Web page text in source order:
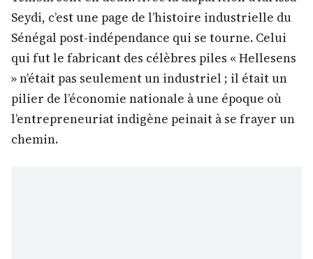
Seydi, c’est une page de l’histoire industrielle du
Sénégal post-indépendance qui se tourne. Celui
qui fut le fabricant des célèbres piles « Hellesens
» n’était pas seulement un industriel ; il était un
pilier de l’économie nationale à une époque où
l’entrepreneuriat indigène peinait à se frayer un
chemin.